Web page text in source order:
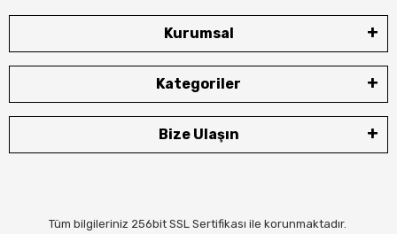
Kurumsal
Kategoriler
Bize Ulaşın
Tüm bilgileriniz 256bit SSL Sertifikası ile korunmaktadır.